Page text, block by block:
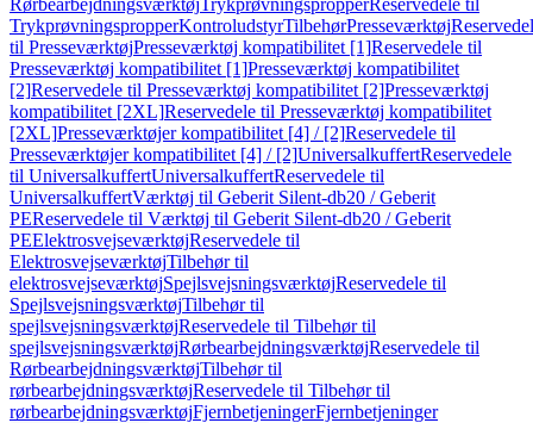
RørbearbejdningsværktøjTrykprøvningspropperReservedele til
TrykprøvningspropperKontroludstyrTilbehørPresseværktøj
til PresseværktøjPresseværktøj kompatibilitet [1]Reservedele til
Presseværktøj kompatibilitet [1]Presseværktøj kompatibilitet
[2]Reservedele til Presseværktøj kompatibilitet [2]Presseværktøj
kompatibilitet [2XL]Reservedele til Presseværktøj kompatibilitet
[2XL]Presseværktøjer kompatibilitet [4] / [2]Reservedele til
Presseværktøjer kompatibilitet [4] / [2]UniversalkuffertReservedele
til UniversalkuffertUniversalkuffertReservedele til
UniversalkuffertVærktøj til Geberit Silent-db20 / Geberit
PEReservedele til Værktøj til Geberit Silent-db20 / Geberit
PEElektrosvejseværktøjReservedele til
ElektrosvejseværktøjTilbehør til
elektrosvejseværktøjSpejlsvejsningsværktøjReservedele til
SpejlsvejsningsværktøjTilbehør til
spejlsvejsningsværktøjReservedele til Tilbehør til
spejlsvejsningsværktøjRørbearbejdningsværktøjReservedele til
RørbearbejdningsværktøjTilbehør til
rørbearbejdningsværktøjReservedele til Tilbehør til
rørbearbejdningsværktøjFjernbetjeningerFjernbetjeninger